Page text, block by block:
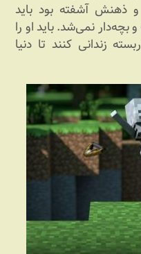
ذهنش آشفته بود باید
نمی‌شد. باید او را
زندانی کنند تا دنیا